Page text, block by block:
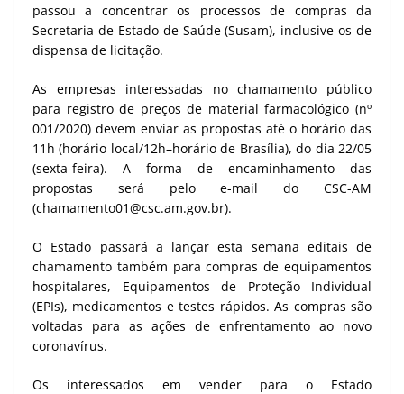
passou a concentrar os processos de compras da
Secretaria de Estado de Saúde (Susam), inclusive os de
dispensa de licitação.
As empresas interessadas no chamamento público
para registro de preços de material farmacológico (nº
001/2020) devem enviar as propostas até o horário das
11h (horário local/12h–horário de Brasília), do dia 22/05
(sexta-feira). A forma de encaminhamento das
propostas será pelo e-mail do CSC-AM
(chamamento01@csc.am.gov.br).
O Estado passará a lançar esta semana editais de
chamamento também para compras de equipamentos
hospitalares, Equipamentos de Proteção Individual
(EPIs), medicamentos e testes rápidos. As compras são
voltadas para as ações de enfrentamento ao novo
coronavírus.
Os interessados em vender para o Estado